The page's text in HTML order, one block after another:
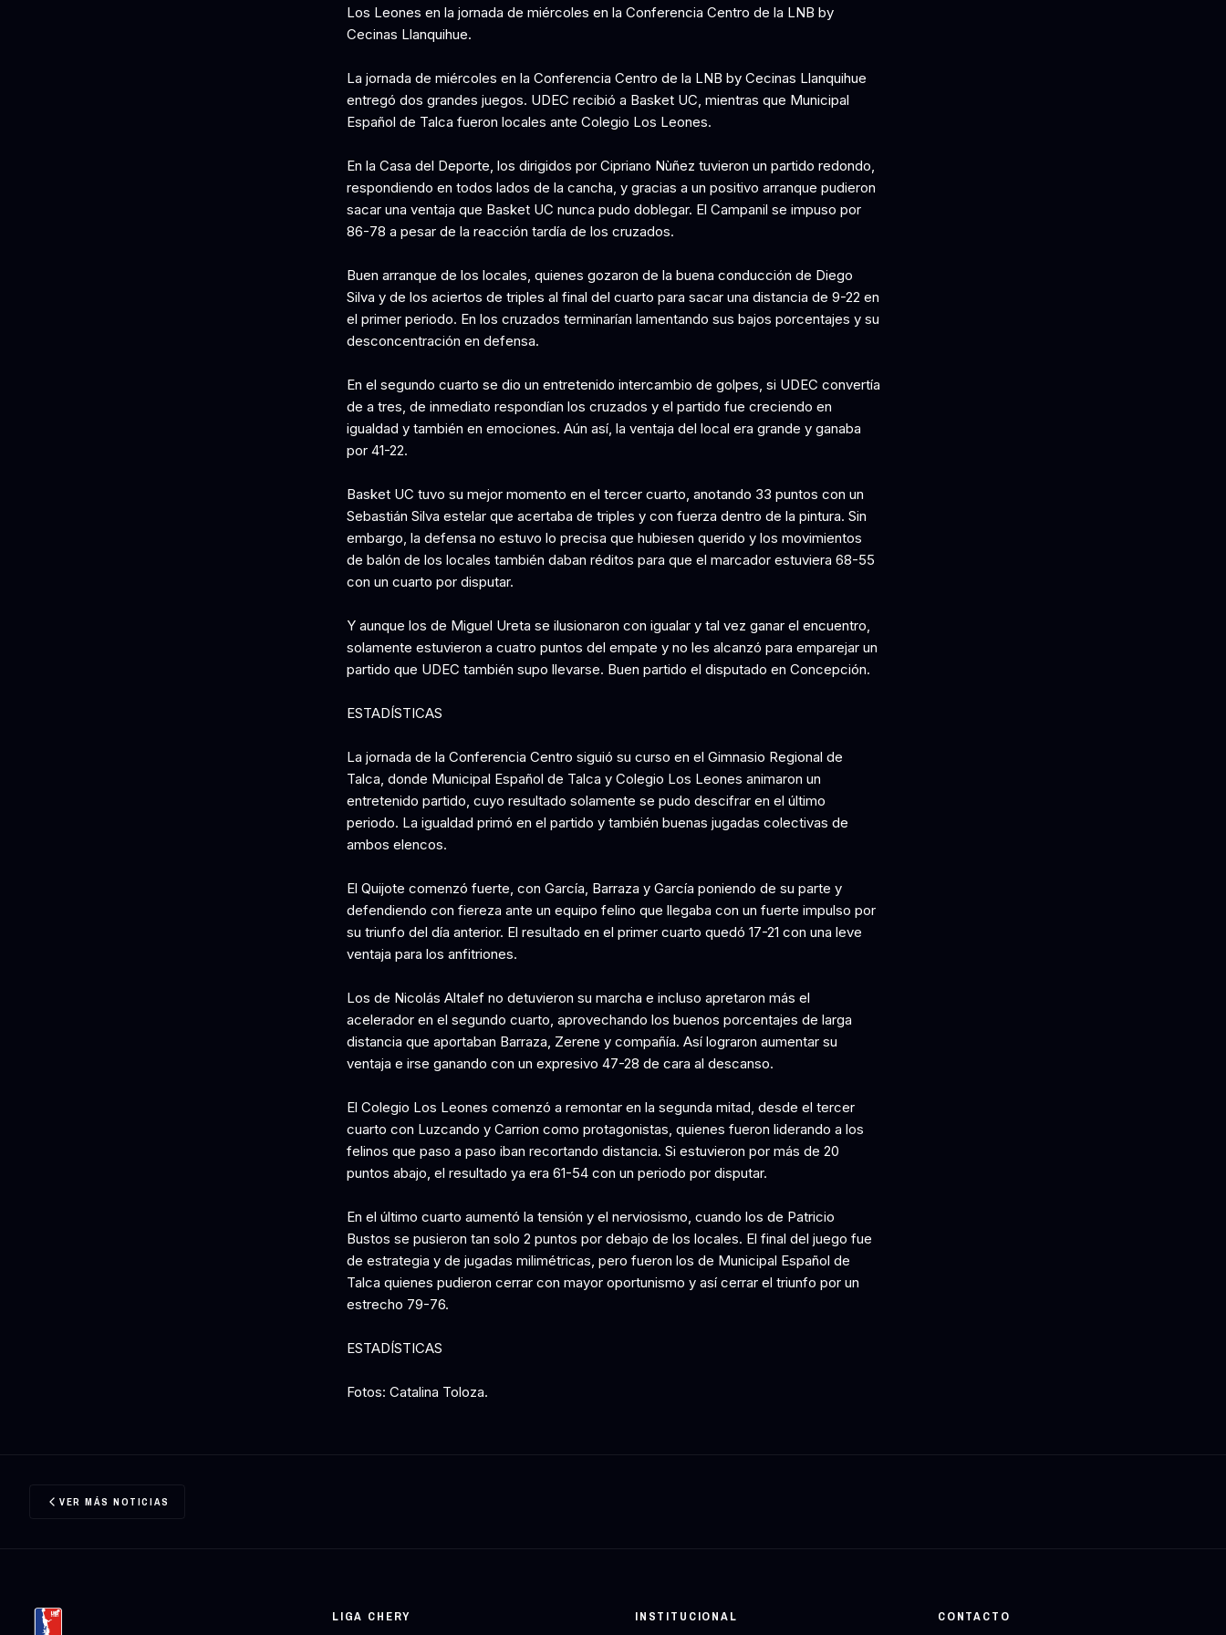
Los Leones en la jornada de miércoles en la Conferencia Centro de la LNB by
Cecinas Llanquihue.
La jornada de miércoles en la Conferencia Centro de la LNB by Cecinas Llanquihue
entregó dos grandes juegos. UDEC recibió a Basket UC, mientras que Municipal
Español de Talca fueron locales ante Colegio Los Leones.
En la Casa del Deporte, los dirigidos por Cipriano Nùñez tuvieron un partido redondo,
respondiendo en todos lados de la cancha, y gracias a un positivo arranque pudieron
sacar una ventaja que Basket UC nunca pudo doblegar. El Campanil se impuso por
86-78 a pesar de la reacción tardía de los cruzados.
Buen arranque de los locales, quienes gozaron de la buena conducción de Diego
Silva y de los aciertos de triples al final del cuarto para sacar una distancia de 9-22 en
el primer periodo. En los cruzados terminarían lamentando sus bajos porcentajes y su
desconcentración en defensa.
En el segundo cuarto se dio un entretenido intercambio de golpes, si UDEC convertía
de a tres, de inmediato respondían los cruzados y el partido fue creciendo en
igualdad y también en emociones. Aún así, la ventaja del local era grande y ganaba
por 41-22.
Basket UC tuvo su mejor momento en el tercer cuarto, anotando 33 puntos con un
Sebastián Silva estelar que acertaba de triples y con fuerza dentro de la pintura. Sin
embargo, la defensa no estuvo lo precisa que hubiesen querido y los movimientos
de balón de los locales también daban réditos para que el marcador estuviera 68-55
con un cuarto por disputar.
Y aunque los de Miguel Ureta se ilusionaron con igualar y tal vez ganar el encuentro,
solamente estuvieron a cuatro puntos del empate y no les alcanzó para emparejar un
partido que UDEC también supo llevarse. Buen partido el disputado en Concepción.
ESTADÍSTICAS
La jornada de la Conferencia Centro siguió su curso en el Gimnasio Regional de
Talca, donde Municipal Español de Talca y Colegio Los Leones animaron un
entretenido partido, cuyo resultado solamente se pudo descifrar en el último
periodo. La igualdad primó en el partido y también buenas jugadas colectivas de
ambos elencos.
El Quijote comenzó fuerte, con García, Barraza y García poniendo de su parte y
defendiendo con fiereza ante un equipo felino que llegaba con un fuerte impulso por
su triunfo del día anterior. El resultado en el primer cuarto quedó 17-21 con una leve
ventaja para los anfitriones.
Los de Nicolás Altalef no detuvieron su marcha e incluso apretaron más el
acelerador en el segundo cuarto, aprovechando los buenos porcentajes de larga
distancia que aportaban Barraza, Zerene y compañía. Así lograron aumentar su
ventaja e irse ganando con un expresivo 47-28 de cara al descanso.
El Colegio Los Leones comenzó a remontar en la segunda mitad, desde el tercer
cuarto con Luzcando y Carrion como protagonistas, quienes fueron liderando a los
felinos que paso a paso iban recortando distancia. Si estuvieron por más de 20
puntos abajo, el resultado ya era 61-54 con un periodo por disputar.
En el último cuarto aumentó la tensión y el nerviosismo, cuando los de Patricio
Bustos se pusieron tan solo 2 puntos por debajo de los locales. El final del juego fue
de estrategia y de jugadas milimétricas, pero fueron los de Municipal Español de
Talca quienes pudieron cerrar con mayor oportunismo y así cerrar el triunfo por un
estrecho 79-76.
ESTADÍSTICAS
Fotos: Catalina Toloza.
VER MÁS NOTICIAS
LIGA CHERY INSTITUCIONAL CONTACTO